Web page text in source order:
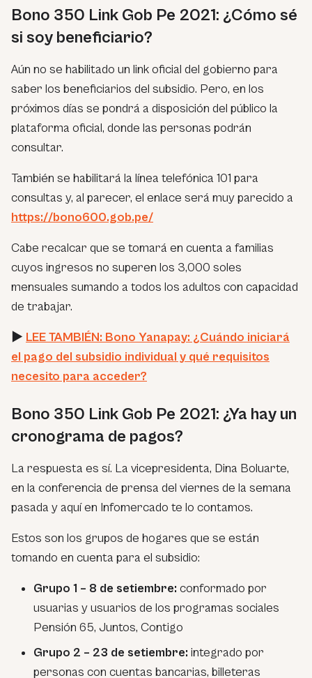
Bono 350 Link Gob Pe 2021: ¿Cómo sé
si soy beneficiario?
Aún no se habilitado un link oficial del gobierno para
saber los beneficiarios del subsidio. Pero, en los
próximos días se pondrá a disposición del público la
plataforma oficial, donde las personas podrán
consultar.
También se habilitará la línea telefónica 101 para
consultas y, al parecer, el enlace será muy parecido a
https://bono600.gob.pe/
Cabe recalcar que se tomará en cuenta a familias
cuyos ingresos no superen los 3,000 soles
mensuales sumando a todos los adultos con capacidad
de trabajar.
► LEE TAMBIÉN: Bono Yanapay: ¿Cuándo iniciará
el pago del subsidio individual y qué requisitos
necesito para acceder?
Bono 350 Link Gob Pe 2021: ¿Ya hay un
cronograma de pagos?
La respuesta es sí. La vicepresidenta, Dina Boluarte,
en la conferencia de prensa del viernes de la semana
pasada y aquí en Infomercado te lo contamos.
Estos son los grupos de hogares que se están
tomando en cuenta para el subsidio:
Grupo 1 – 8 de setiembre: conformado por
usuarias y usuarios de los programas sociales
Pensión 65, Juntos, Contigo
Grupo 2 – 23 de setiembre: integrado por
personas con cuentas bancarias, billeteras